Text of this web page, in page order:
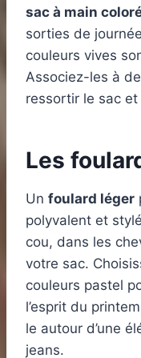
sac à main
sorties de
couleurs vives
Associez-les à
ressortir le sac
Les
Un foulard léger
polyvalent et
cou, dans les
votre sac.
couleurs pastel
l’esprit du
le autour d’une
jeans.